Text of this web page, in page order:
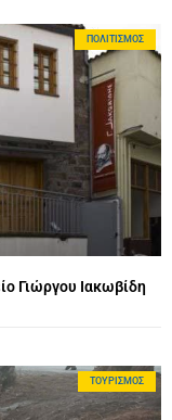
ΠΟΛΙΤΙΣΜΌΣ
Γιώργου Ιακωβίδη
ΤΟΥΡΙΣΜΌΣ